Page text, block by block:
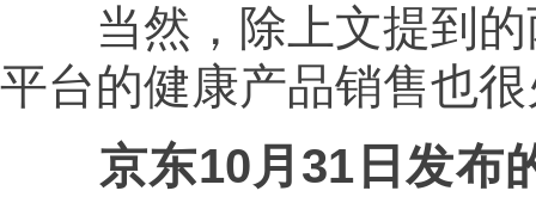
当然，除上文提到的
平台的健康产品销售也
京东10月31日发布